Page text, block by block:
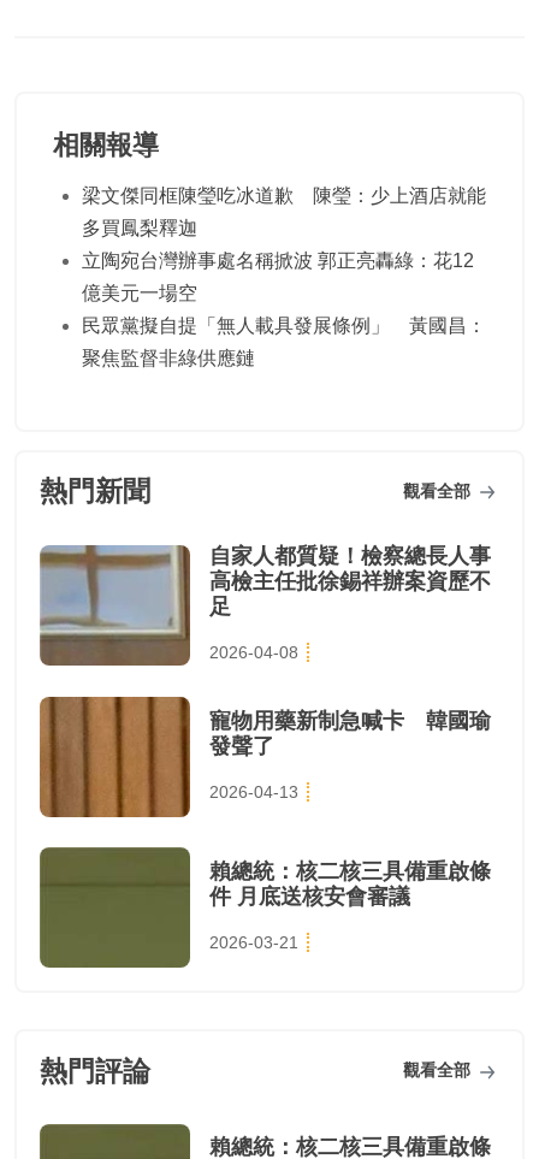
相關報導
梁文傑同框陳瑩吃冰道歉 陳瑩：少上酒店就能
多買鳳梨釋迦
立陶宛台灣辦事處名稱掀波 郭正亮轟綠：花12
億美元一場空
民眾黨擬自提「無人載具發展條例」 黃國昌：
聚焦監督非綠供應鏈
熱門新聞 觀看全部
自家人都質疑！檢察總長人事
高檢主任批徐錫祥辦案資歷不
足
2026-04-08
寵物用藥新制急喊卡 韓國瑜
發聲了
2026-04-13
賴總統：核二核三具備重啟條
件 月底送核安會審議
2026-03-21
熱門評論 觀看全部
賴總統：核二核三具備重啟條